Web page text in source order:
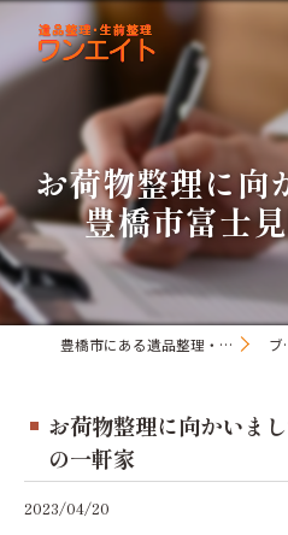
お荷物整理に向
豊橋市富士
豊橋市にある遺品整理・生前整理のワンオアエイト ブログ
お荷物整理に向かいま
の一軒家
2023/04/20